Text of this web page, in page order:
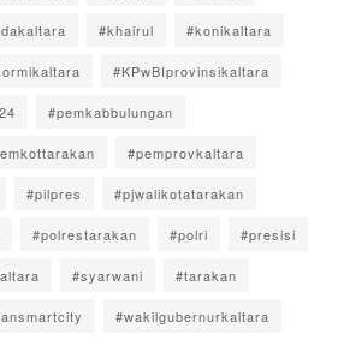
#khairul #konikaltara
#KPwBIprovinsikaltara
#pemkabbulungan
#pemprovkaltara
#pilpres #pjwalikotatarakan
#polrestarakan #polri #presisi
#syarwani #tarakan
#wakilgubernurkaltara